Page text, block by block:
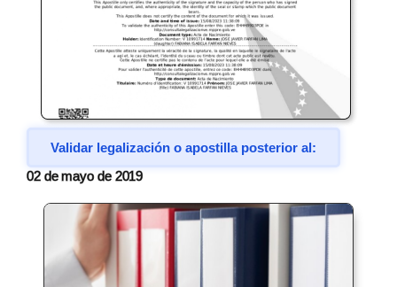
Validar legalización o apostilla posterior al:
02 de mayo de 2019